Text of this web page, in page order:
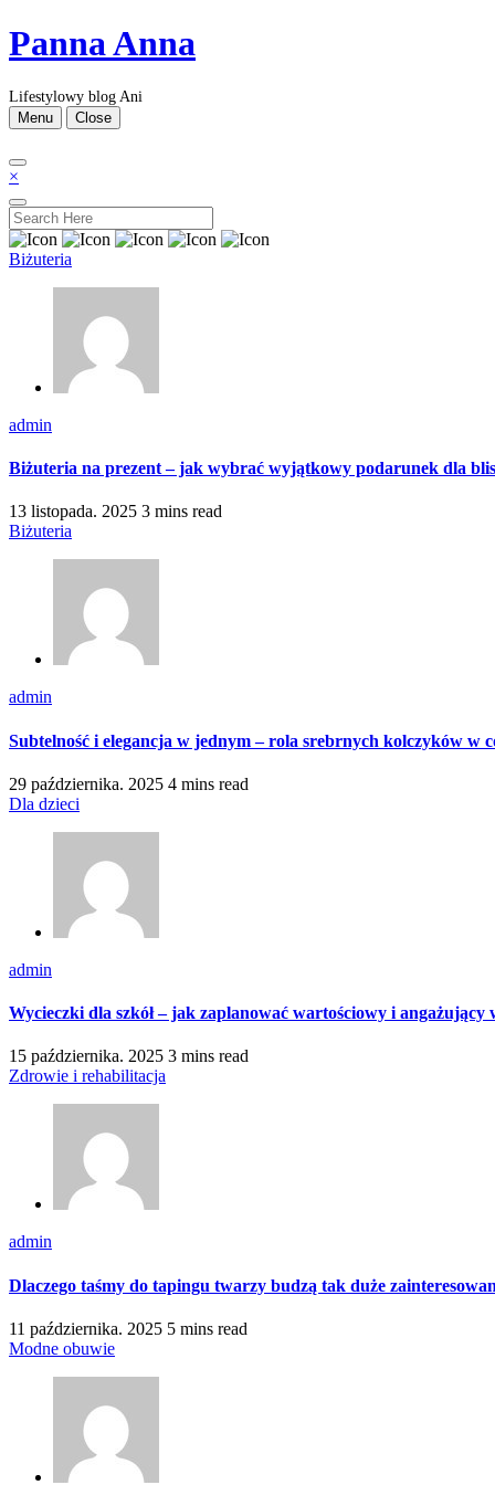
Skip
to
Panna Anna
Lifestylowy blog Ani
Menu
Close
×
Biżuteria
admin
Biżuteria na prezent – jak wybrać wyjątkowy podarunek dla
13 listopada. 2025 3 mins read
Biżuteria
admin
Subtelność i elegancja w jednym – rola srebrnych kolczyków w
29 października. 2025 4 mins read
Dla dzieci
admin
Wycieczki dla szkół – jak zaplanować wartościowy i angażujący
15 października. 2025 3 mins read
Zdrowie i rehabilitacja
admin
Dlaczego taśmy do tapingu twarzy budzą tak duże
11 października. 2025 5 mins read
Modne obuwie